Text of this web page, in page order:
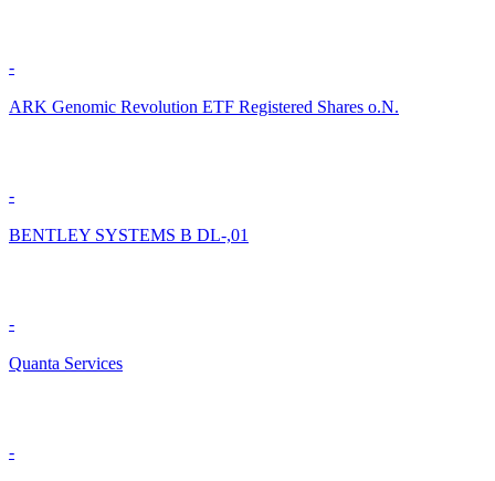
-
ARK Genomic Revolution ETF Registered Shares o.N.
-
BENTLEY SYSTEMS B DL-,01
-
Quanta Services
-